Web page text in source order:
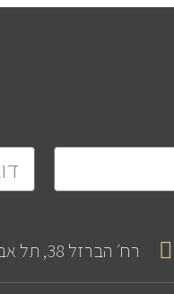
רח׳ הברזל 38, תל אביב